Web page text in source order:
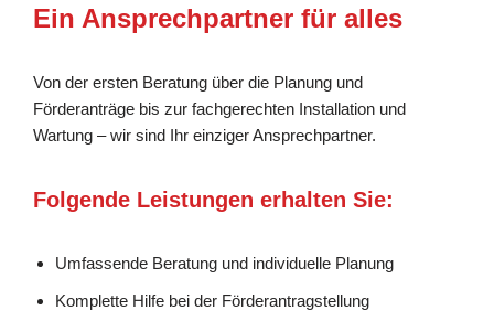
Ein Ansprechpartner für alles
Von der ersten Beratung über die Planung und
Förderanträge bis zur fachgerechten Installation und
Wartung – wir sind Ihr einziger Ansprechpartner.
Folgende Leistungen erhalten Sie:
Umfassende Beratung und individuelle Planung
Komplette Hilfe bei der Förderantragstellung